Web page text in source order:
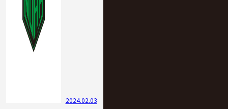
2024.02.03